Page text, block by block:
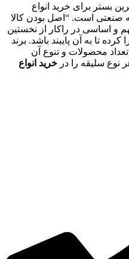
بستر برای خرید انواع
صنعتی است. “اصل بودن کالا
و اساسی در راکار از نخستین
تا به آن پایبند باشد. برند
محصولات و تنوع آن
نوع سلیقه را در خرید انواع